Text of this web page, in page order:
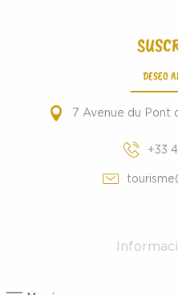
DESEO
7 Avenue du Pont
+33